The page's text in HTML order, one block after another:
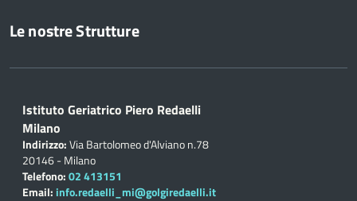
Le nostre Strutture
Istituto Geriatrico Piero Redaelli
Milano
Indirizzo:Via Bartolomeo d'Alviano n.78
20146 - Milano
Telefono:02 413151
Email: info.redaelli_mi@golgiredaelli.it